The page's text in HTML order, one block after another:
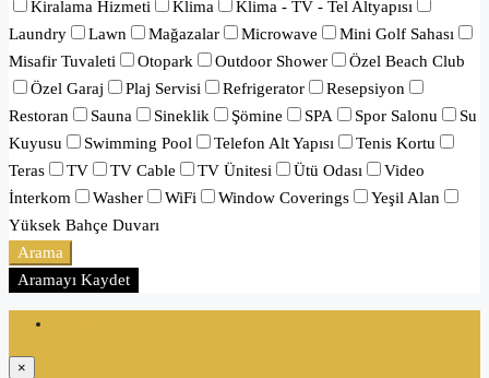
Kiralama Hizmeti
Klima
Klima - TV - Tel Altyapısı
Laundry
Lawn Mağazalar Microwave
Mini Golf Sahası
Misafir Tuvaleti
Otopark Outdoor Shower
Özel Beach Club
Özel Garaj
Plaj Servisi Refrigerator
Resepsiyon
Restoran
Sauna Sineklik Şömine SPA Spor Salonu
Su
Kuyusu
Swimming Pool Telefon Alt Yapısı
Tenis Kortu
Teras
TV TV Cable TV Ünitesi Ütü Odası
Video
İnterkom
Washer WiFi Window Coverings
Yeşil Alan
Yüksek Bahçe Duvarı
Arama
Aramayı Kaydet
×